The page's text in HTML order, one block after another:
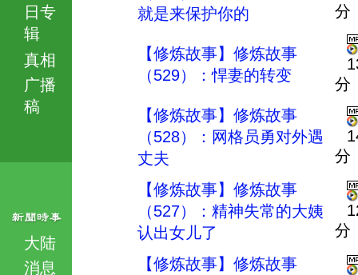
日专
辑
真相
广播
稿
大陆
消息
就是来保护你的
分
【修炼故事】修炼故事
（529）：悍妻的转变
分
【修炼故事】修炼故事
（528）：网格员勇对外遇
丈夫
分
【修炼故事】修炼故事
（527）：精神失常的大姨
认出女儿了
分
【修炼故事】修炼故事